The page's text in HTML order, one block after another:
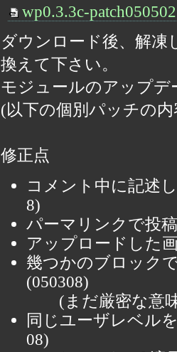
wp0.3.3c-
ダウンロード後、解凍
換えて下さい。
モジュールのアップデ
(以下の個別パッチの
修正点
コメント中に記述
8)
パーマリンクで投
アップロードした
幾つかのブロック
(050308)
(まだ厳密な意味
同じユーザレベル
08)